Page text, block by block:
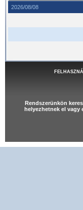
2026/08/08
Rendszerünkön
helyezhetnek el vagy